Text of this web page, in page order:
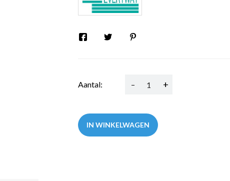
Aantal: - +
IN WINKELWAGEN